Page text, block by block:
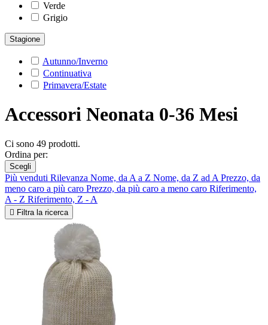
Verde
Grigio
Stagione
Autunno/Inverno
Continuativa
Primavera/Estate
Accessori Neonata 0-36 Mesi
Ci sono 49 prodotti.
Ordina per:
Scegli
Più venduti Rilevanza Nome, da A a Z Nome, da Z ad A Prezzo, da
meno caro a più caro Prezzo, da più caro a meno caro Riferimento,
A - Z Riferimento, Z - A
 Filtra la ricerca